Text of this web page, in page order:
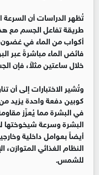
تُظهر الدراسات أن السرعة
طريقة تفاعل الجسم مع
فائض الماء مباشرةً عبر
خلال ساعتين مثلاً، فإن
كوبين دفعة واحدة يزيد
في البشرة مما يُعزّز
البشرة وسرعة شيخوختها
أيضاً بعوامل داخلية
النظام الغذائي المتوازن،
للشمس.